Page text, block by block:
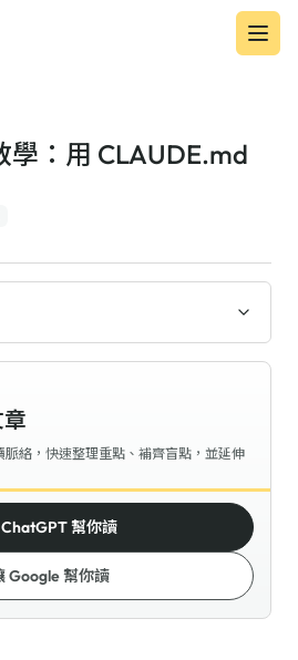
學：用 CLAUDE.md
絡，快速整理重點、補齊盲點，並延伸
幫你讀
Google 幫你讀